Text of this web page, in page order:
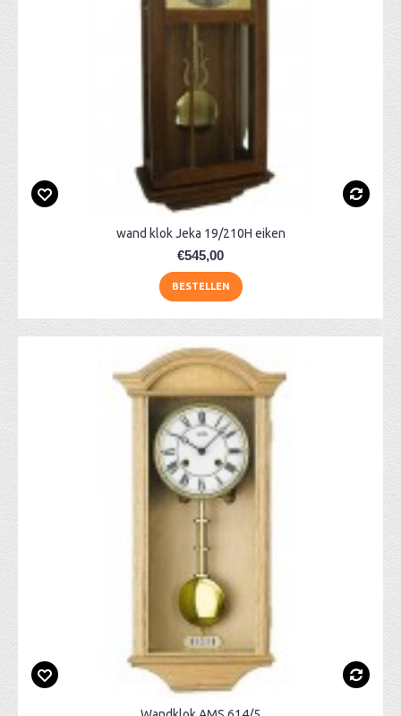
wand klok Jeka 19/210H eiken
€545,00
BESTELLEN